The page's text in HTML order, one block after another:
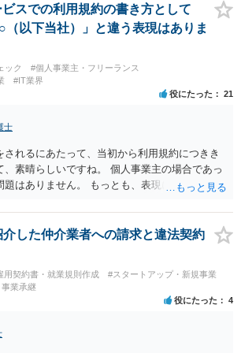
ときに対価を回収しているので、商標権は用い
、消尽といいます。）と解釈されます。他方
知らないところで、販売した商品から別の商品
品）が作りだされてしまうと、その商品が仮に
権者のブランドイメージが傷ついてしまいま
クレームが来てしまいますので、商標権を侵
流通すれば商標権（ロゴマーク等）に対する一
ことになります。また、本来商標権者に入る
になります。 修理だけではそのような問題は
スでの利用規約の書き方として
（以下当社）」と違う表現はありま
ック
#個人事業主・フリーランス
#IT業界
役にたった 21
士
されるにあたって、当初から利用規約につきき
、素晴らしいですね。 個人事業主の場合であっ
題はありません。 もっとも、表現に違和感があ
ービス」の屋号で事業を運営する際には、「当
ウェブサービス」とか「ABCWS」を使う等で
した仲介業者への請求と違法契約
用契約書・就業規則作成
#スタートアップ・新規事業
業承継
役にたった 4